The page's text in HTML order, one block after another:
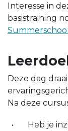
Interesse in
basistraining
Deze dag
Na deze
Heb je